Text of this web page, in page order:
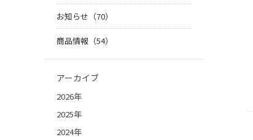
お知らせ（70）
商品情報（54）
アーカイブ
2026年
2025年
2024年